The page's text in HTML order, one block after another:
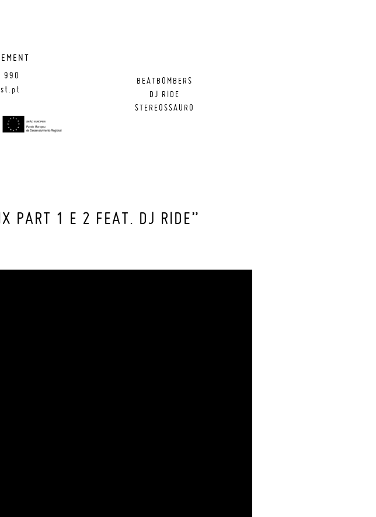
990
BEATBOMBERS
DJ RIDE
STEREOSSAURO
PART 1 E 2 FEAT. DJ RIDE”